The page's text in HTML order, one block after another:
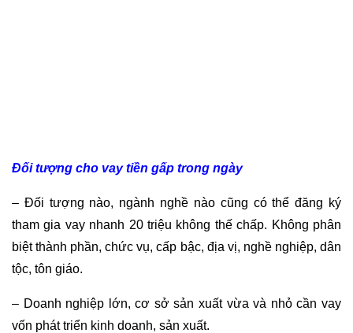
Đối tượng cho vay tiền gấp trong ngày
– Đối tượng nào, ngành nghề nào cũng có thể đăng ký
tham gia vay nhanh 20 triệu không thế chấp. Không phân
biệt thành phần, chức vụ, cấp bậc, địa vị, nghề nghiệp, dân
tộc, tôn giáo.
– Doanh nghiệp lớn, cơ sở sản xuất vừa và nhỏ cần vay
vốn phát triển kinh doanh, sản xuất.